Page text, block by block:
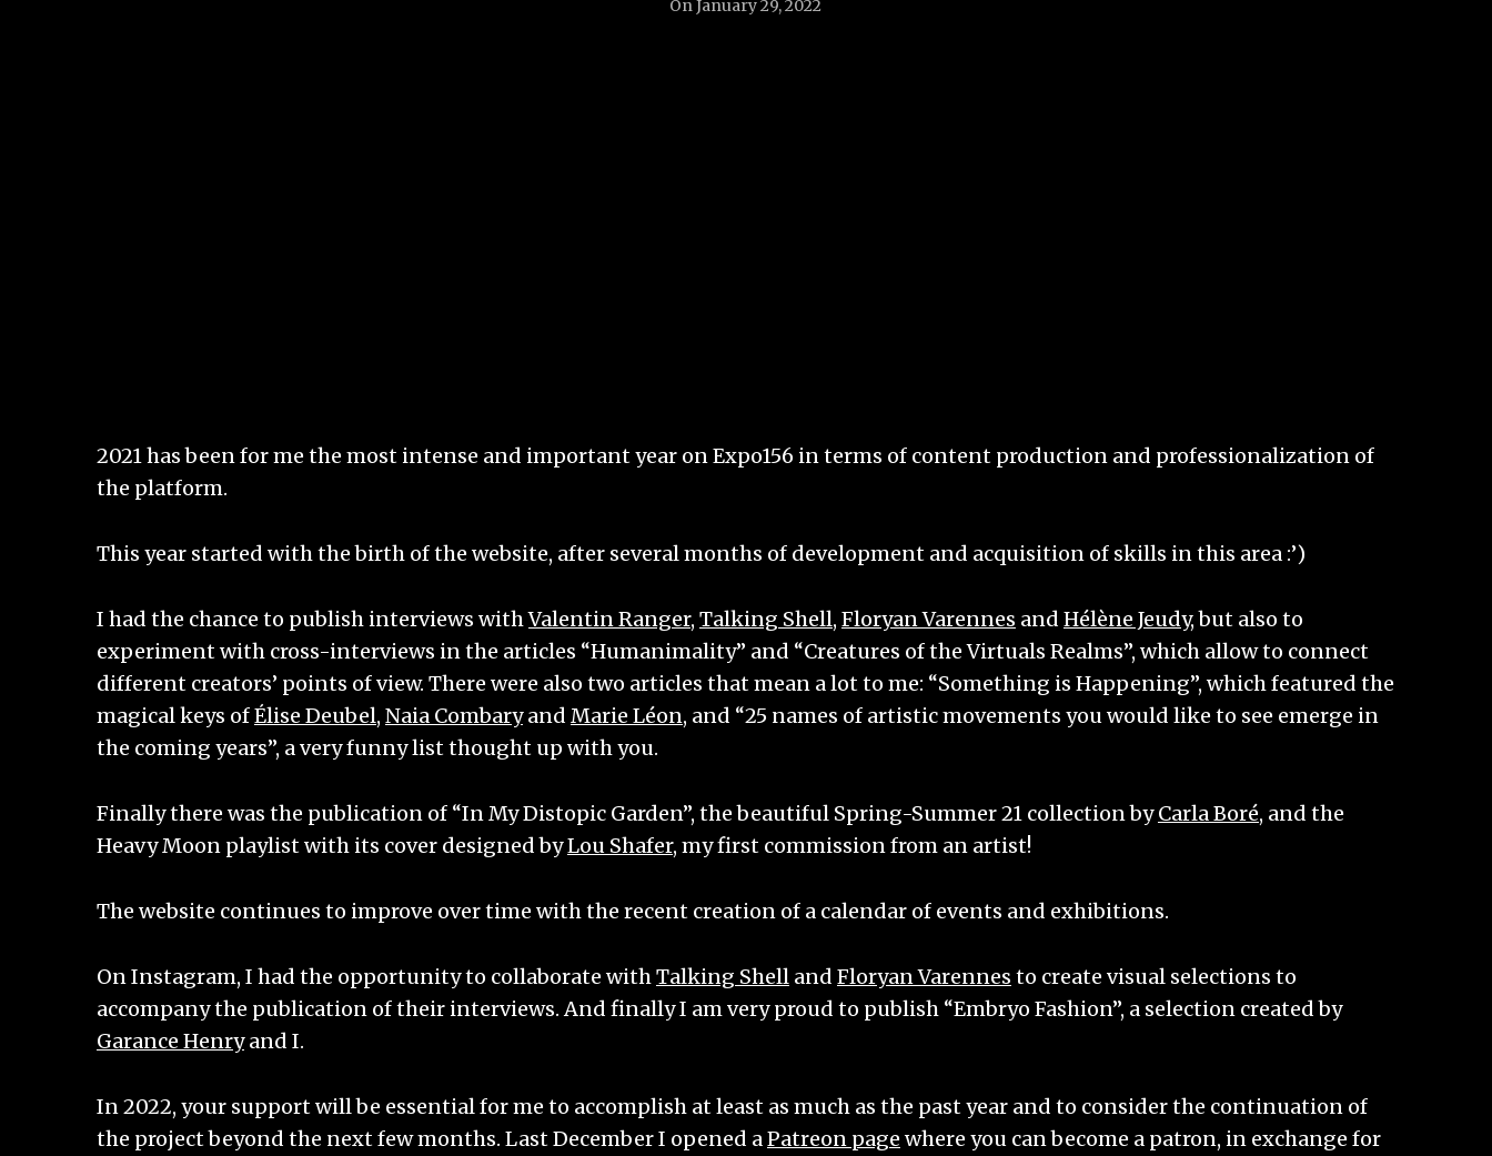
OnJanuary 29, 2022
2021 has been for me the most intense and important year on Expo156 in terms of content production and professionalization of
the platform.
This year started with the birth of the website, after several months of development and acquisition of skills in this area :’)
I had the chance to publish interviews withValentin Ranger, Talking Shell, Floryan Varennes and Hélène Jeudy, but also to
experiment with cross-interviews in the articles “Humanimality” and “Creatures of the Virtuals Realms”, which allow to connect
different creators’ points of view. There were also two articles that mean a lot to me: “Something is Happening”, which featured the
magical keys ofÉlise Deubel, Naia Combaryand Marie Léon, and “25 names of artistic movements you would like to see emerge in
the coming years”, a very funny list thought up with you.
Finally there was the publication of “In My Distopic Garden”, the beautiful Spring-Summer 21 collection byCarla Boré, and the
Heavy Moon playlist with its cover designed byLou Shafer, my first commission from an artist!
The website continues to improve over time with the recent creation of a calendar of events and exhibitions.
On Instagram, I had the opportunity to collaborate withTalking Shelland Floryan Varennes to create visual selections to
accompany the publication of their interviews. And finally I am very proud to publish “Embryo Fashion”, a selection created by
Garance Henryand I.
In 2022, your support will be essential for me to accomplish at least as much as the past year and to consider the continuation of
the project beyond the next few months. Last December I opened aPatreon page where you can become a patron, in exchange for